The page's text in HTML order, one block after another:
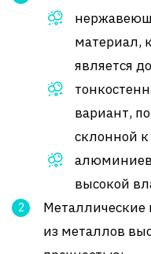
материал,
является
вариант,
склонной
высокой
Металлические
из металлов